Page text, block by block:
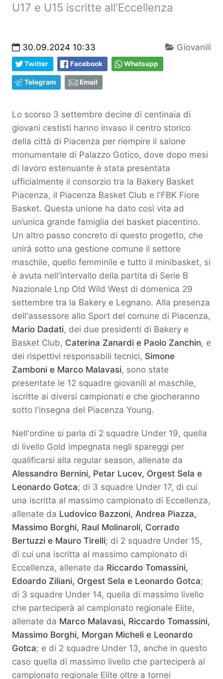
U17 e U15 iscritte all'Eccellenza
30.09.2024 10:33 Giovanili
Twitter Facebook Whatsapp
Telegram Email
Lo scorso 3 settembre decine di centinaia di
giovani cestisti hanno invaso il centro storico
della città di Piacenza per riempire il salone
monumentale di Palazzo Gotico, dove dopo mesi
di lavoro estenuante è stata presentata
ufficialmente il consorzio tra la Bakery Basket
Piacenza, il Piacenza Basket Club e l'FBK Fiore
Basket. Questa unione ha dato così vita ad
un’unica grande famiglia del basket piacentino.
Un altro passo concreto di questo progetto, che
unirà sotto una gestione comune il settore
maschile, quello femminile e tutto il minibasket, si
è avuta nell'intervallo della partita di Serie B
Nazionale Lnp Old Wild West di domenica 29
settembre tra la Bakery e Legnano. Alla presenza
dell'assessore allo Sport del comune di Piacenza,
Mario Dadati, dei due presidenti di Bakery e
Basket Club, Caterina Zanardi e Paolo Zanchin, e
dei rispettivi responsabili tecnici, Simone
Zamboni e Marco Malavasi, sono state
presentate le 12 squadre giovanili al maschile,
iscritte ai diversi campionati e che giocheranno
sotto l'insegna del Piacenza Young.
Nell'ordine si parla di 2 squadre Under 19, quella
di livello Gold impegnata negli spareggi per
qualificarsi alla regular season, allenate da
Alessandro Bernini, Petar Lucev, Orgest Sela e
Leonardo Gotca; di 3 squadre Under 17, di cui
una iscritta al massimo campionato di Eccellenza,
allenate da Ludovico Bazzoni, Andrea Piazza,
Massimo Borghi, Raul Molinaroli, Corrado
Bertuzzi e Mauro Tirelli; di 2 squadre Under 15,
di cui una iscritta al massimo campionato di
Eccellenza, allenate da Riccardo Tomassini,
Edoardo Ziliani, Orgest Sela e Leonardo Gotca;
di 3 squadre Under 14, quella di massimo livello
che parteciperà al campionato regionale Elite,
allenate da Marco Malavasi, Riccardo Tomassini,
Massimo Borghi, Morgan Micheli e Leonardo
Gotca; e di 2 squadre Under 13, anche in questo
caso quella di massimo livello che parteciperà al
campionato regionale Elite oltre a tornei